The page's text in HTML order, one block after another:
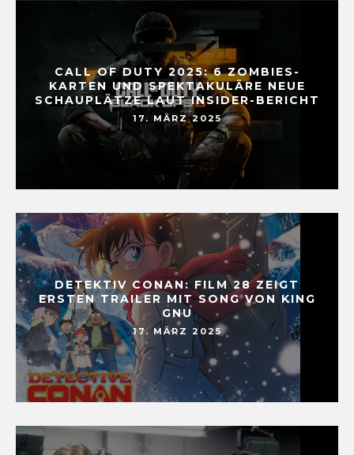
CALL OF DUTY 2025: 6 ZOMBIES-
KARTEN UND SPEKTAKULÄRE NEUE
SCHAUPLÄTZE LAUT INSIDER-BERICHT
17. MÄRZ 2025
DETEKTIV CONAN: FILM 28 ZEIGT
ERSTEN TRAILER MIT SONG VON KING
GNU
17. MÄRZ 2025